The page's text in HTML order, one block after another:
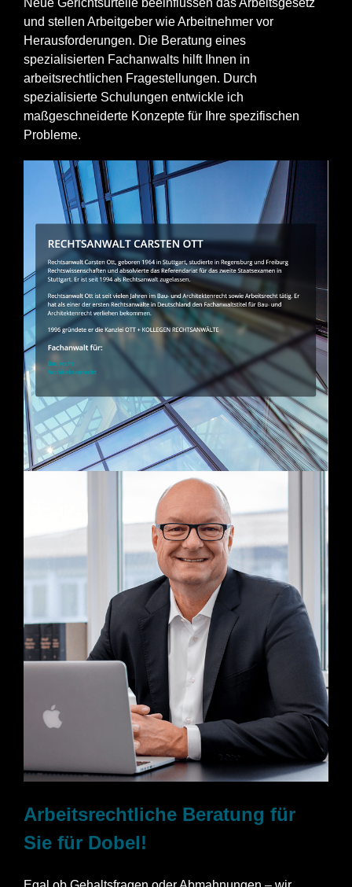
Neue Gerichtsurteile beeinflussen das Arbeitsgesetz
und stellen Arbeitgeber wie Arbeitnehmer vor
Herausforderungen. Die Beratung eines
spezialisierten Fachanwalts hilft Ihnen in
arbeitsrechtlichen Fragestellungen. Durch
spezialisierte Schulungen entwickle ich
maßgeschneiderte Konzepte für Ihre spezifischen
Probleme.
Arbeitsrechtliche Beratung für
Sie für Dobel!